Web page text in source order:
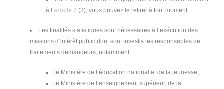
à l’article 7 (3), vous pouvez le retirer à tout moment.
Les finalités statistiques sont nécessaires à l’exécution des
missions d’intérêt public dont sont investis les responsables de
traitements demandeurs, notamment,
le Ministère de l’éducation national et de la jeunesse ;
le Ministère de l’enseignement supérieur, de la